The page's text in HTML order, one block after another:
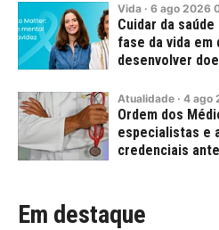
Vida · 6 ago 2026
Cuidar da
fase da vida
desenvolver
Atualidade · 4 ago
Ordem dos
especialistas e
credenciais
Em destaque